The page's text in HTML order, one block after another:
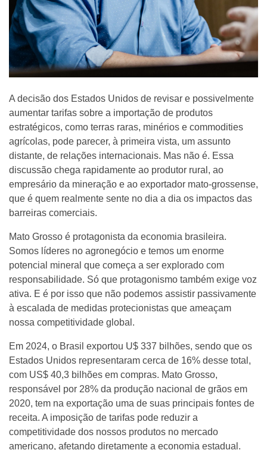
A decisão dos Estados Unidos de revisar e possivelmente
aumentar tarifas sobre a importação de produtos
estratégicos, como terras raras, minérios e commodities
agrícolas, pode parecer, à primeira vista, um assunto
distante, de relações internacionais. Mas não é. Essa
discussão chega rapidamente ao produtor rural, ao
empresário da mineração e ao exportador mato-grossense,
que é quem realmente sente no dia a dia os impactos das
barreiras comerciais.
Mato Grosso é protagonista da economia brasileira.
Somos líderes no agronegócio e temos um enorme
potencial mineral que começa a ser explorado com
responsabilidade. Só que protagonismo também exige voz
ativa. E é por isso que não podemos assistir passivamente
à escalada de medidas protecionistas que ameaçam
nossa competitividade global.
Em 2024, o Brasil exportou U$ 337 bilhões, sendo que os
Estados Unidos representaram cerca de 16% desse total,
com US$ 40,3 bilhões em compras. Mato Grosso,
responsável por 28% da produção nacional de grãos em
2020, tem na exportação uma de suas principais fontes de
receita. A imposição de tarifas pode reduzir a
competitividade dos nossos produtos no mercado
americano, afetando diretamente a economia estadual.